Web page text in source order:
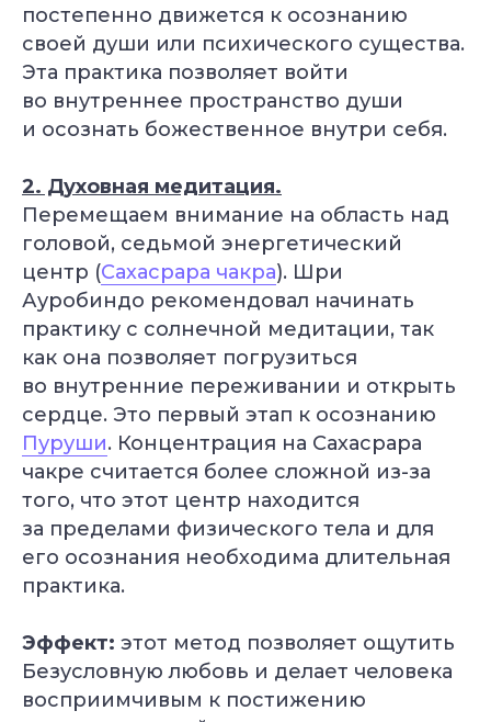
постепенно движется к осознанию
своей души или психического существа.
Эта практика позволяет войти
во внутреннее пространство души
и осознать божественное внутри себя.
2. Духовная медитация.
Перемещаем внимание на область над
головой, седьмой энергетический
центр (Сахасрара чакра). Шри
Ауробиндо рекомендовал начинать
практику с солнечной медитации, так
как она позволяет погрузиться
во внутренние переживании и открыть
сердце. Это первый этап к осознанию
Пуруши. Концентрация на Сахасрара
чакре считается более сложной из-за
того, что этот центр находится
за пределами физического тела и для
его осознания необходима длительная
практика.
Эффект: этот метод позволяет ощутить
Безусловную любовь и делает человека
восприимчивым к постижению